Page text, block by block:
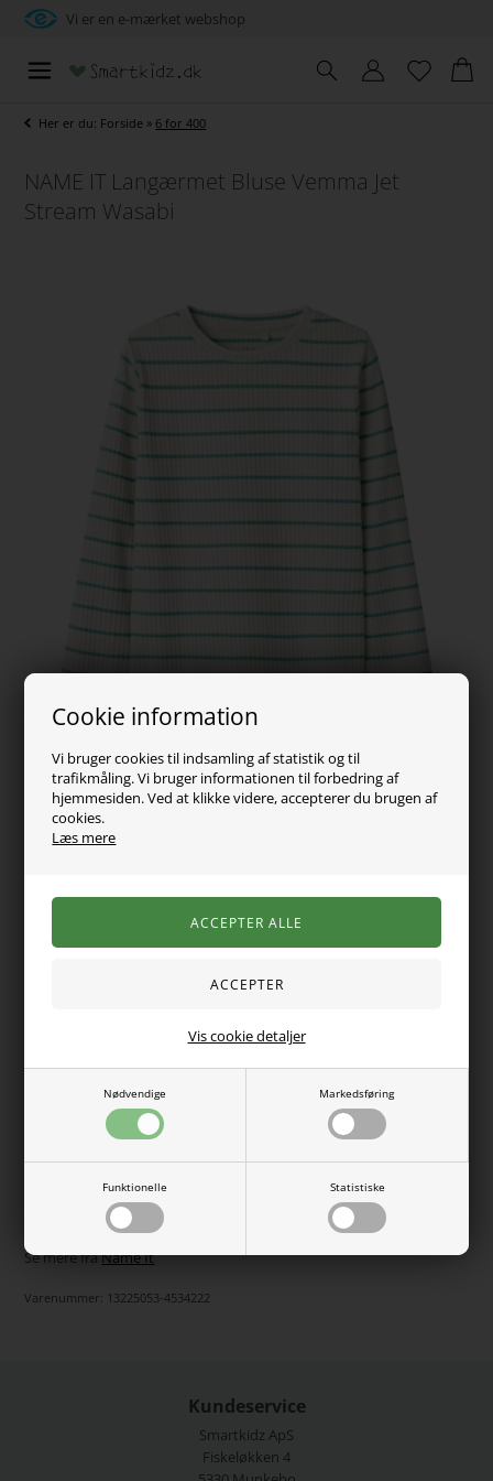
Cookie information
Vi bruger cookies til indsamling af statistik og til
trafikmåling. Vi bruger informationen til forbedring af
hjemmesiden. Ved at klikke videre, accepterer du brugen af
cookies.
Læs mere
Nødvendige Markedsføring
Funktionelle Statistiske
Vis cookie detaljer
Vi er en e-mærket webshop
Her er du: Forside » 6 for 400
NAME IT Langærmet Bluse Vemma Jet
Stream Wasabi
99,00DKK
Super fed stribet rib bluse fra Name It med rund hals og lange
95% bomuld, 5% elastan.
Vaskes ved 40 grader.
Se mere fraName It
Varenummer: 13225053-4534222
Kundeservice
Smartkidz ApS
Fiskeløkken 4